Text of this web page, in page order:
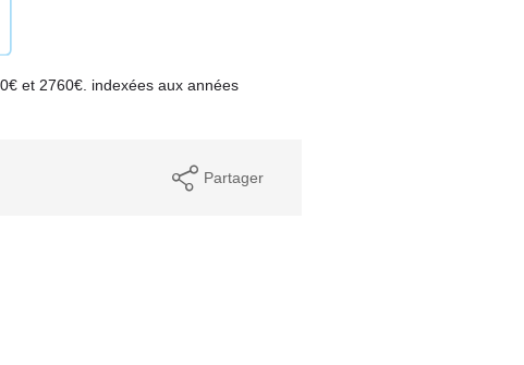
et 2760€. indexées aux années
Partager